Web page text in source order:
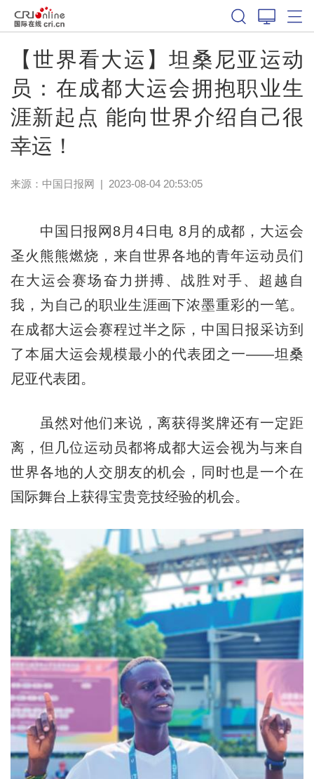
【世界看大运】坦桑尼亚运动
员：在成都大运会拥抱职业生
涯新起点 能向世界介绍自己很
幸运！
来源： 中国日报网 | 2023-08-04 20:53:05
中国日报网8月4日电 8月的成都，大运会
圣火熊熊燃烧，来自世界各地的青年运动员们
在大运会赛场奋力拼搏、战胜对手、超越自
我，为自己的职业生涯画下浓墨重彩的一笔。
在成都大运会赛程过半之际，中国日报采访到
了本届大运会规模最小的代表团之一——坦桑
尼亚代表团。
虽然对他们来说，离获得奖牌还有一定距
离，但几位运动员都将成都大运会视为与来自
世界各地的人交朋友的机会，同时也是一个在
国际舞台上获得宝贵竞技经验的机会。